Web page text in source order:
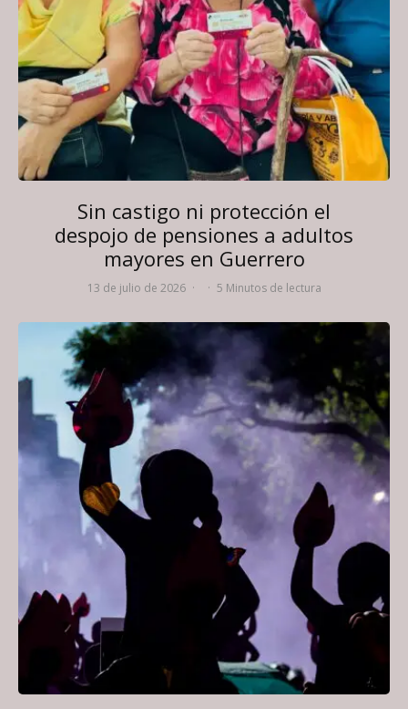
Sin castigo ni protección el
despojo de pensiones a adultos
mayores en Guerrero
13 de julio de 2026 · · 5 Minutos de lectura